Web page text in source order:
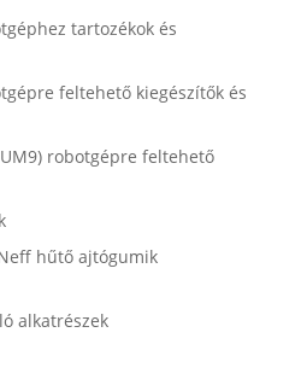
tartozékok és
feltehető kiegészítők és
robotgépre feltehető
hűtő ajtógumik
alkatrészek